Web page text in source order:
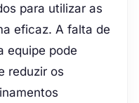
para utilizar as
eficaz. A falta de
equipe pode
reduzir os